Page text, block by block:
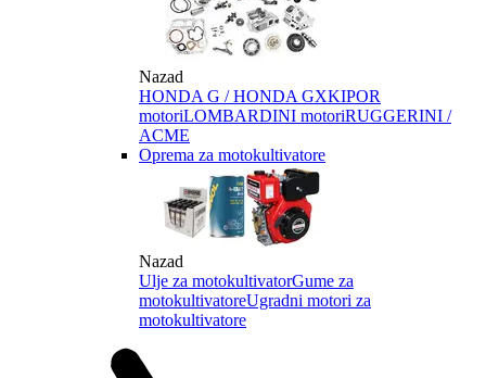
Nazad
HONDA G / HONDA GXKIPOR
motoriLOMBARDINI motoriRUGGERINI /
ACME
Oprema za motokultivatore
Nazad
Ulje za motokultivatorGume za
motokultivatoreUgradni motori za
motokultivatore